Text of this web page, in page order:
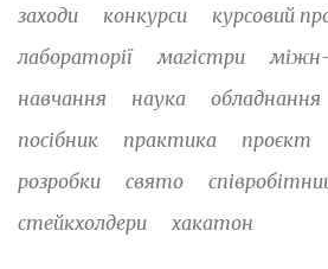
заходи
конкурси
курсовий
лабораторії
магістри
міжн-
навчання
наука обладнання
посібник
практика проєкт
розробки
свято
стейкхолдери
хакатон